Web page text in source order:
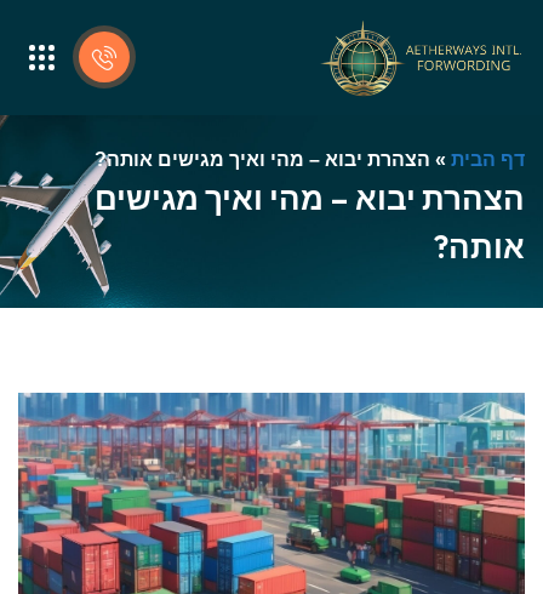
דף הבית» הצהרת יבוא – מהי ואיך מגישים אותה?
הצהרת יבוא – מהי ואיך מגישים
אותה?